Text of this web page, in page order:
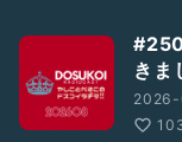
きま